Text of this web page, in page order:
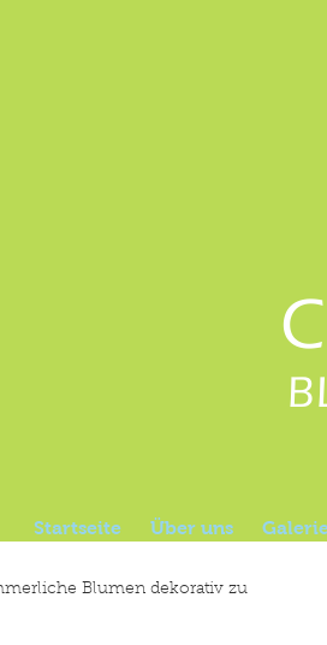
Blumen dekorativ zu
Startseite Über uns